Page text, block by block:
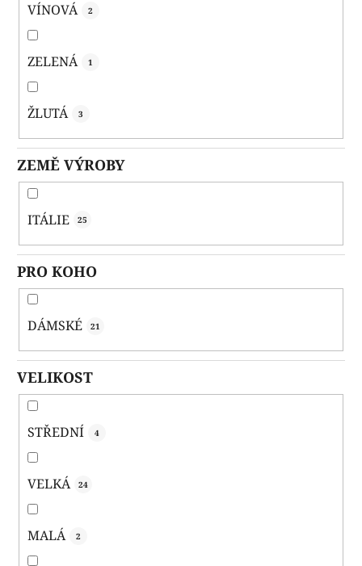
VÍNOVÁ 2
ZELENÁ 1
ŽLUTÁ 3
ZEMĚ VÝROBY
ITÁLIE 25
PRO KOHO
DÁMSKÉ 21
VELIKOST
STŘEDNÍ 4
VELKÁ 24
MALÁ 2